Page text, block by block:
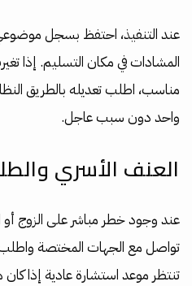
عند التنفيذ، احتفظ بسجل
المشادات في مكان التسليم. إذا
مناسب، اطلب تعديله بالطريق
واحد دون سبب عاجل.
العنف الأسري
عند وجود خطر مباشر على الزوج أو
تواصل مع الجهات المختصة واطلب
تنتظر موعد استشارة عادية إذا كان